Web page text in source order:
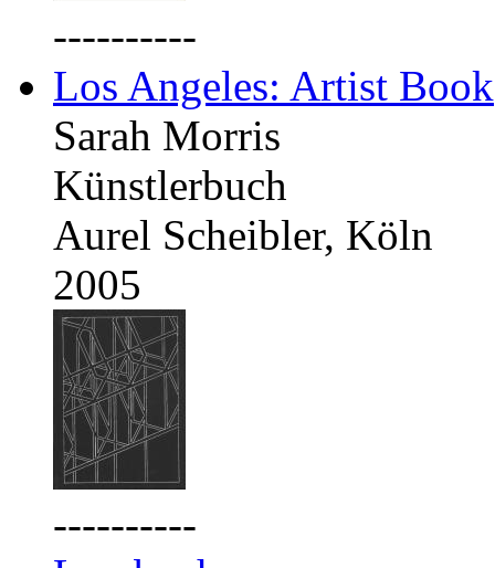
----------
Los Angeles: Artist Book
Sarah Morris
Künstlerbuch
Aurel Scheibler, Köln
2005
----------